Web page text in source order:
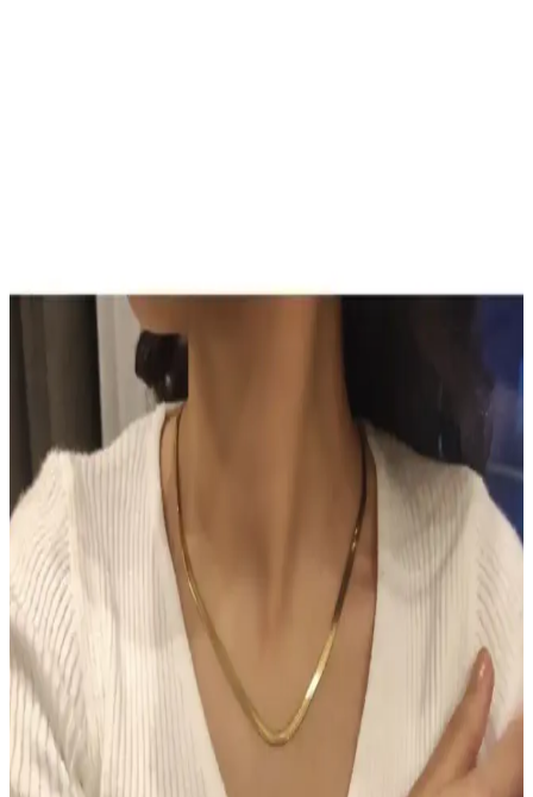
Sun Brown Carrot Butter Bronzlaştırıcı Krem, doğal içerikleriyle
cilde sağlıklı bronzluk kazandırır, hızlı emilir, kolay kullanılır ve
uzun süre kalıcı sonuçlar sağlar.
TUTUYA TEXTIL Hep Trend El Örgüsü Uzun
Renkli Lif Seti Detaylı İnceleme ve Kullanım
Alanları
TUTUYA TEXTIL'in el örgüsü renkli lif seti, estetik ve dayanıklı
yapısıyla çeşitli kullanım alanlarına uygun, yüksek kalite ve müşteri
memnuniyeti sağlayan ürünler sunuyor.
Hormonal Akne Tedavisinde Spironolaktonun
Etkisi ve Kullanıcı Deneyimleri
Spironolakton, hormonal aknede anti-androjenik etkisiyle yağ
bezlerini düzenler. Kullanıcılar iki hafta içinde iyileşme
gözlemlerken, dozaj ve yan etkiler kişiye göre değişmektedir.
Chanel Water Tint: Hafif Kapatıcılıkla Uzun Süre
Kalıcı Doğal Cilt Makyajı